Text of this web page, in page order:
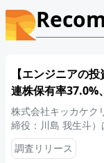
【エンジニアの
連株保有率37.0%
結果に【職種によ
～技術者視点が生
に～
株式会社キッカケク
締役：川島 我生斗
るITエンジニアと非
エンジニアの金融投
調査リリース